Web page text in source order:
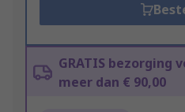
GRATIS bezorging
meer dan € 90,00